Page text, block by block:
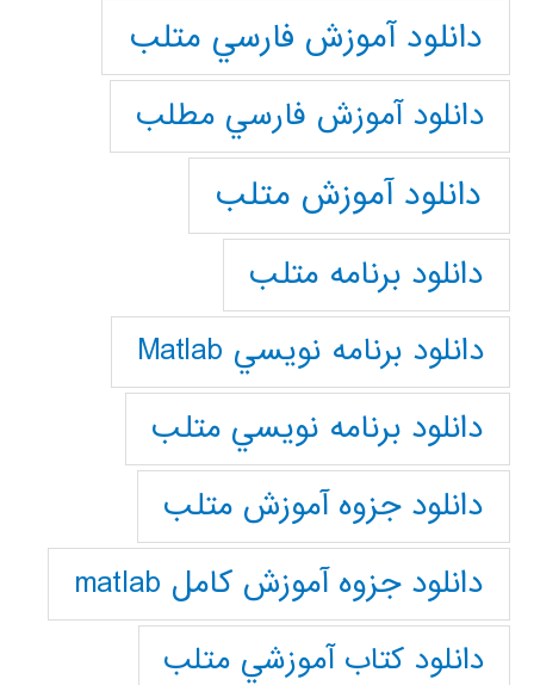
دانلود آموزش فارسي متلب
دانلود آموزش فارسي مطلب
دانلود آموزش متلب
دانلود برنامه متلب
دانلود برنامه نويسي Matlab
دانلود برنامه نويسي متلب
دانلود جزوه آموزش متلب
دانلود جزوه آموزش کامل matlab
دانلود كتاب آموزشي متلب